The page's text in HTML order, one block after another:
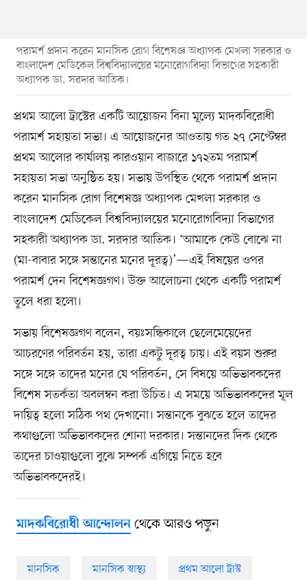
পরামর্শ প্রদান করেন মানসিক রোগ বিশেষজ্ঞ অধ্যাপক মেখলা সরকার ও
বাংলাদেশ মেডিকেল বিশ্ববিদ্যালয়ের মনোরোগবিদ্যা বিভাগের সহকারী
অধ্যাপক ডা. সরদার আতিক।
প্রথম আলো ট্রাস্টের একটি আয়োজন বিনা মূল্যে মাদকবিরোধী
পরামর্শ সহায়তা সভা। এ আয়োজনের আওতায় গত ২৭ সেপ্টেম্বর
প্রথম আলোর কার্যালয় কারওয়ান বাজারে ১৭২তম পরামর্শ
সহায়তা সভা অনুষ্ঠিত হয়। সভায় উপস্থিত থেকে পরামর্শ প্রদান
করেন মানসিক রোগ বিশেষজ্ঞ অধ্যাপক মেখলা সরকার ও
বাংলাদেশ মেডিকেল বিশ্ববিদ্যালয়ের মনোরোগবিদ্যা বিভাগের
সহকারী অধ্যাপক ডা. সরদার আতিক। ‘আমাকে কেউ বোঝে না
(মা-বাবার সঙ্গে সন্তানের মনের দূরত্ব)’—এই বিষয়ের ওপর
পরামর্শ দেন বিশেষজ্ঞগণ। উক্ত আলোচনা থেকে একটি পরামর্শ
তুলে ধরা হলো।
সভায় বিশেষজ্ঞগণ বলেন, বয়ঃসন্ধিকালে ছেলেমেয়েদের
আচরণের পরিবর্তন হয়, তারা একটু দূরত্ব চায়। এই বয়স শুরুর
সঙ্গে সঙ্গে তাদের মনের যে পরিবর্তন, সে বিষয়ে অভিভাবকদের
বিশেষ সতর্কতা অবলম্বন করা উচিত। এ সময়ে অভিভাবকদের মূল
দায়িত্ব হলো সঠিক পথ দেখানো। সন্তানকে বুঝতে হলে তাদের
কথাগুলো অভিভাবকদের শোনা দরকার। সন্তানদের দিক থেকে
তাদের চাওয়াগুলো বুঝে সম্পর্ক এগিয়ে নিতে হবে
অভিভাবকদেরই।
মাদকবিরোধী আন্দোলনথেকে আরও পড়ুন
মানসিক মানসিক স্বাস্থ্য প্রথম আলো ট্রাস্ট